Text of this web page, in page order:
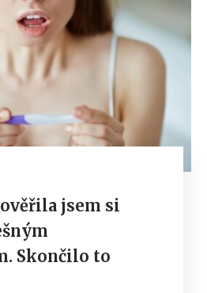
jsem si
Skončilo to